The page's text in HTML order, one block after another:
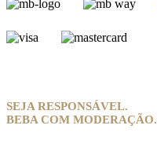
SEJA RESPONSÁVEL.
BEBA COM MODERAÇÃO.